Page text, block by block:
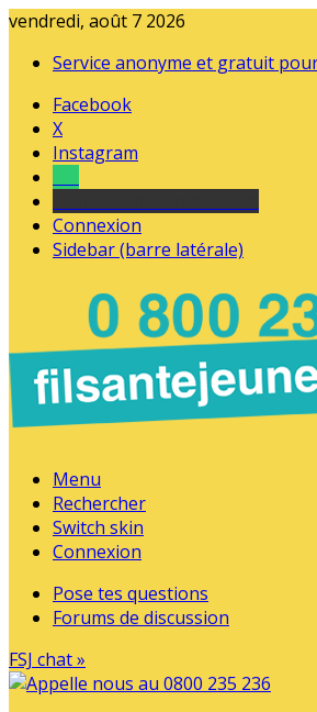
vendredi, août 7 2026
Service anonyme et gratuit
Facebook
X
Instagram
Connexion
Sidebar (barre latérale)
Menu
Rechercher
Switch skin
Connexion
Pose tes questions
Forums de discussion
FSJ chat »